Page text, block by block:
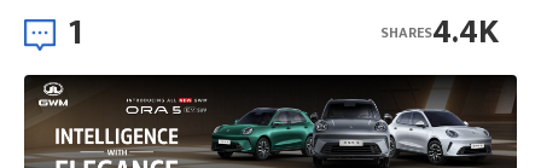
1 4.4K
SHARES